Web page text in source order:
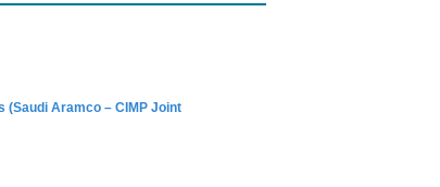
(Saudi Aramco – CIMP Joint